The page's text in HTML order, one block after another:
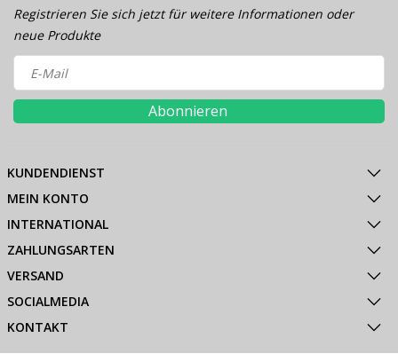
Registrieren Sie sich jetzt für weitere Informationen oder
neue Produkte
Abonnieren
KUNDENDIENST
MEIN KONTO
INTERNATIONAL
ZAHLUNGSARTEN
VERSAND
SOCIALMEDIA
KONTAKT